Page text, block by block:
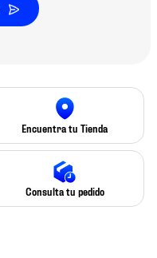
Encuentra tu Tienda
Consulta tu pedido